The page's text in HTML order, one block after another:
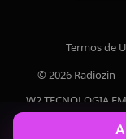
Termos de
© 2026 Radiozin
W2 TECNOLOGIA